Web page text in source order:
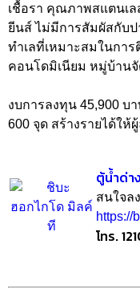
เชื้อรา คุณภาพสแตนเล
ยีนส์ ไม่มีการสัมผัสกับ
ทำเลที่เหมาะสมในการ
คอนโดมิเนียม หมู่บ้าน
งบการลงทุน 45,900 บ
600 จุด สร้างรายได้ให้
ตู้น้ำด่า
สนใจล
https://
โทร.